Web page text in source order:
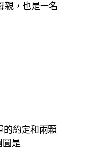
親，也是一名
的約定和兩顆
圓是